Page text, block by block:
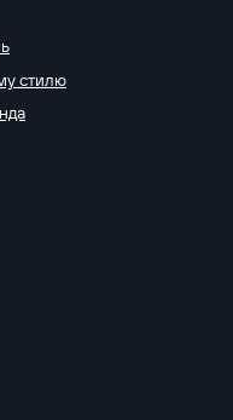
стилю